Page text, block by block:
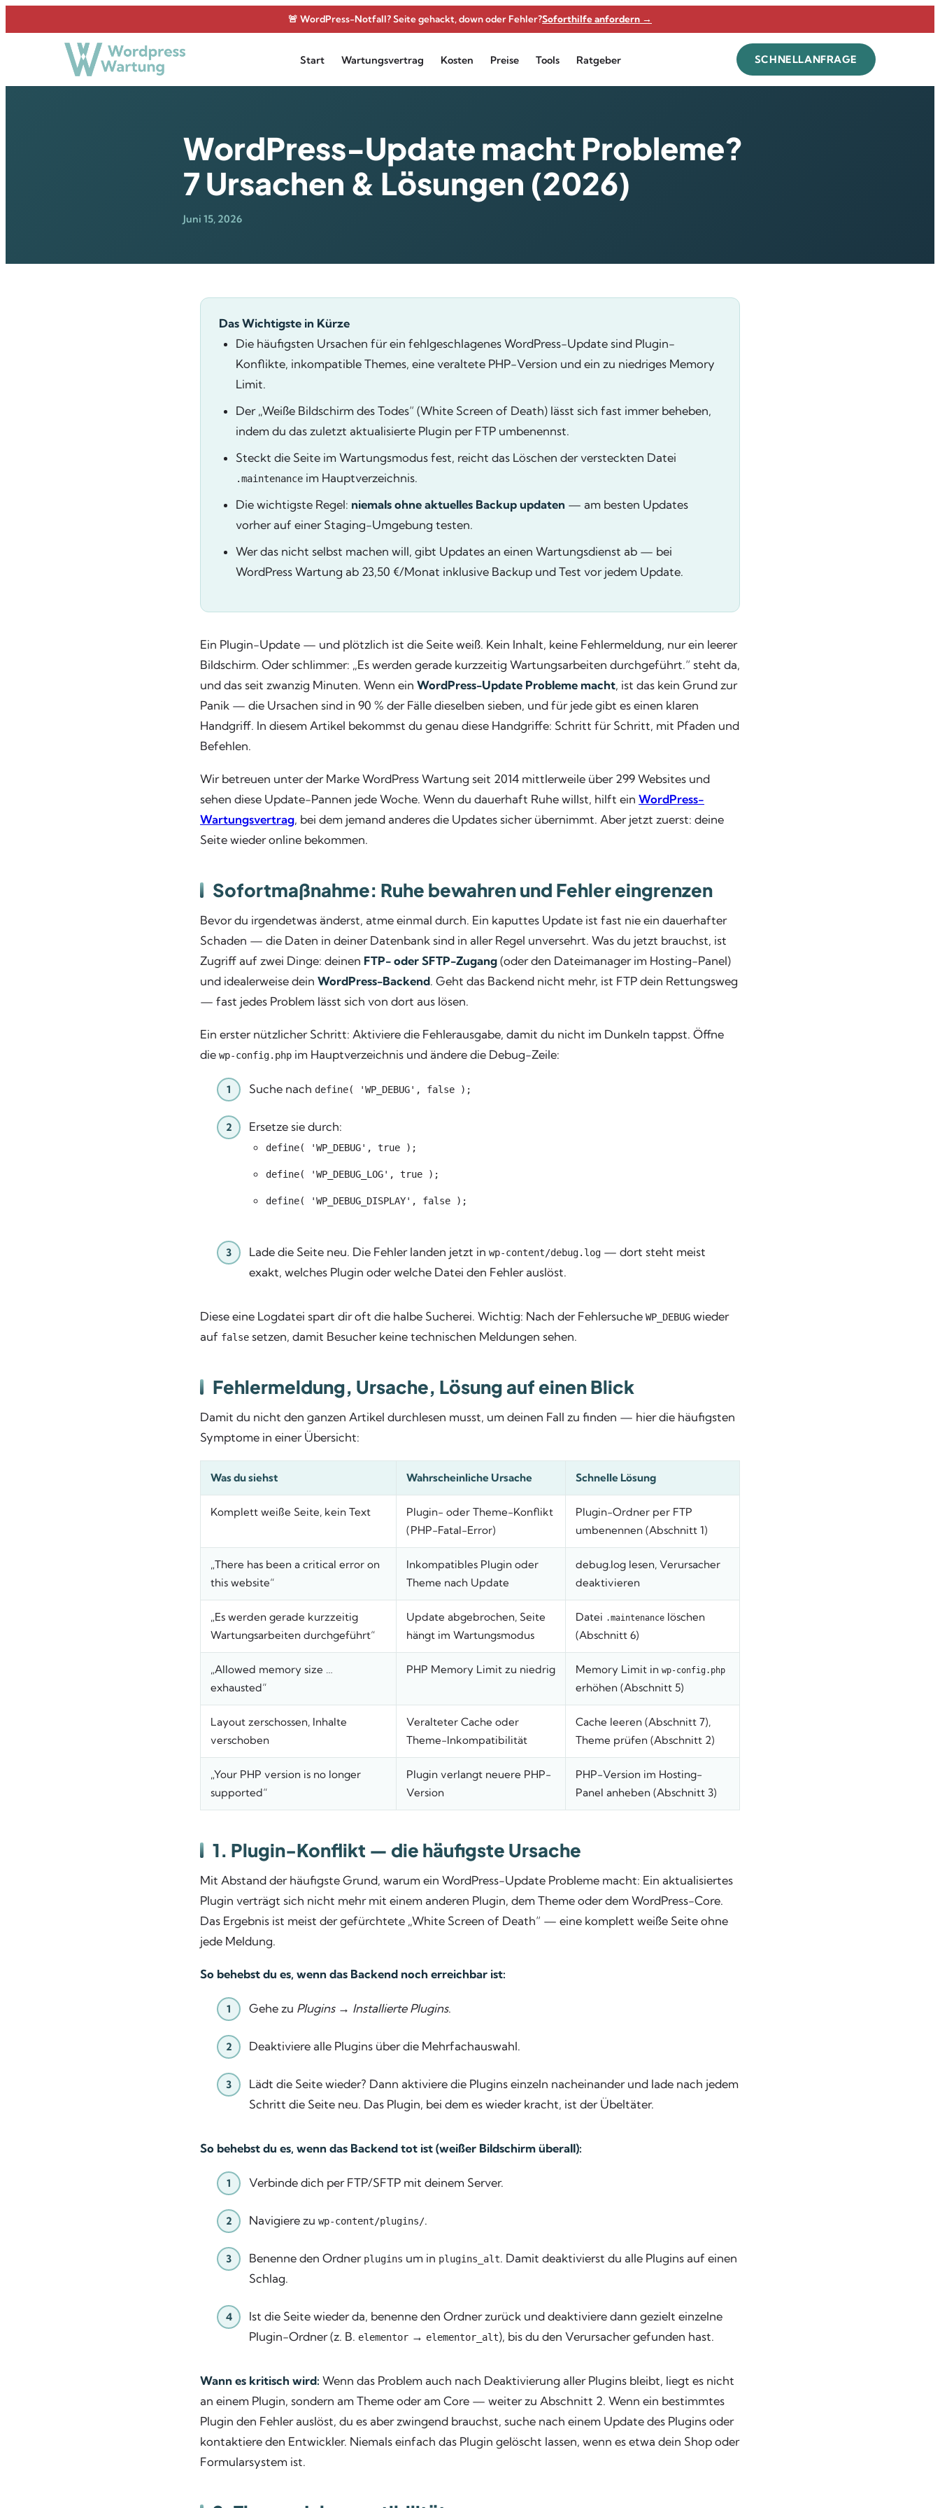
Inhalt
🚨 WordPress-Notfall? Seite gehackt, down oder Fehler?Soforthilfe anfordern →
Start Wartungsvertrag Kosten Preise Tools Ratgeber SCHNELLANFRAGE
WordPress-Update macht Probleme?
7 Ursachen & Lösungen (2026)
Juni 15, 2026
Das Wichtigste in Kürze
Die häufigsten Ursachen für ein fehlgeschlagenes WordPress-Update sind Plugin-
Konflikte, inkompatible Themes, eine veraltete PHP-Version und ein zu niedriges Memory
Limit.
Der „Weiße Bildschirm des Todes“ (White Screen of Death) lässt sich fast immer beheben,
indem du das zuletzt aktualisierte Plugin per FTP umbenennst.
Steckt die Seite im Wartungsmodus fest, reicht das Löschen der versteckten Datei
.maintenance im Hauptverzeichnis.
Die wichtigste Regel: niemals ohne aktuelles Backup updaten — am besten Updates
vorher auf einer Staging-Umgebung testen.
Wer das nicht selbst machen will, gibt Updates an einen Wartungsdienst ab — bei
WordPress Wartung ab 23,50 €/Monat inklusive Backup und Test vor jedem Update.
Ein Plugin-Update — und plötzlich ist die Seite weiß. Kein Inhalt, keine Fehlermeldung, nur ein leerer
Bildschirm. Oder schlimmer: „Es werden gerade kurzzeitig Wartungsarbeiten durchgeführt.“ steht da,
und das seit zwanzig Minuten. Wenn ein WordPress-Update Probleme macht, ist das kein Grund zur
Panik — die Ursachen sind in 90 % der Fälle dieselben sieben, und für jede gibt es einen klaren
Handgriff. In diesem Artikel bekommst du genau diese Handgriffe: Schritt für Schritt, mit Pfaden und
Befehlen.
Wir betreuen unter der Marke WordPress Wartung seit 2014 mittlerweile über 299 Websites und
sehen diese Update-Pannen jede Woche. Wenn du dauerhaft Ruhe willst, hilft ein WordPress-
Wartungsvertrag, bei dem jemand anderes die Updates sicher übernimmt. Aber jetzt zuerst: deine
Seite wieder online bekommen.
Sofortmaßnahme: Ruhe bewahren und Fehler eingrenzen
Bevor du irgendetwas änderst, atme einmal durch. Ein kaputtes Update ist fast nie ein dauerhafter
Schaden — die Daten in deiner Datenbank sind in aller Regel unversehrt. Was du jetzt brauchst, ist
Zugriff auf zwei Dinge: deinen FTP- oder SFTP-Zugang (oder den Dateimanager im Hosting-Panel)
und idealerweise dein WordPress-Backend. Geht das Backend nicht mehr, ist FTP dein Rettungsweg
— fast jedes Problem lässt sich von dort aus lösen.
Ein erster nützlicher Schritt: Aktiviere die Fehlerausgabe, damit du nicht im Dunkeln tappst. Öffne
die wp-config.php im Hauptverzeichnis und ändere die Debug-Zeile:
Suche nach define( 'WP_DEBUG', false );
Ersetze sie durch:
define( 'WP_DEBUG', true );
define( 'WP_DEBUG_LOG', true );
define( 'WP_DEBUG_DISPLAY', false );
Lade die Seite neu. Die Fehler landen jetzt in wp-content/debug.log — dort steht meist
exakt, welches Plugin oder welche Datei den Fehler auslöst.
Diese eine Logdatei spart dir oft die halbe Sucherei. Wichtig: Nach der Fehlersuche WP_DEBUG wieder
auf false setzen, damit Besucher keine technischen Meldungen sehen.
Fehlermeldung, Ursache, Lösung auf einen Blick
Damit du nicht den ganzen Artikel durchlesen musst, um deinen Fall zu finden — hier die häufigsten
Symptome in einer Übersicht:
Was du siehst Wahrscheinliche Ursache Schnelle Lösung
Komplett weiße Seite, kein Text
Plugin- oder Theme-Konflikt
(PHP-Fatal-Error)
Plugin-Ordner per FTP
umbenennen (Abschnitt 1)
„There has been a critical error on
this website“
Inkompatibles Plugin oder
Theme nach Update
debug.log lesen, Verursacher
deaktivieren
„Es werden gerade kurzzeitig
Wartungsarbeiten durchgeführt“
Update abgebrochen, Seite
hängt im Wartungsmodus
Datei .maintenance löschen
(Abschnitt 6)
„Allowed memory size …
exhausted“
PHP Memory Limit zu niedrig Memory Limit in wp-config.php
erhöhen (Abschnitt 5)
Layout zerschossen, Inhalte
verschoben
Veralteter Cache oder
Theme-Inkompatibilität
Cache leeren (Abschnitt 7),
Theme prüfen (Abschnitt 2)
„Your PHP version is no longer
supported“
Plugin verlangt neuere PHP-
Version
PHP-Version im Hosting-
Panel anheben (Abschnitt 3)
1. Plugin-Konflikt — die häufigste Ursache
Mit Abstand der häufigste Grund, warum ein WordPress-Update Probleme macht: Ein aktualisiertes
Plugin verträgt sich nicht mehr mit einem anderen Plugin, dem Theme oder dem WordPress-Core.
Das Ergebnis ist meist der gefürchtete „White Screen of Death“ — eine komplett weiße Seite ohne
jede Meldung.
So behebst du es, wenn das Backend noch erreichbar ist:
Gehe zu Plugins → Installierte Plugins.
Deaktiviere alle Plugins über die Mehrfachauswahl.
Lädt die Seite wieder? Dann aktiviere die Plugins einzeln nacheinander und lade nach jedem
Schritt die Seite neu. Das Plugin, bei dem es wieder kracht, ist der Übeltäter.
So behebst du es, wenn das Backend tot ist (weißer Bildschirm überall):
Verbinde dich per FTP/SFTP mit deinem Server.
Navigiere zu wp-content/plugins/.
Benenne den Ordner plugins um in plugins_alt. Damit deaktivierst du alle Plugins auf einen
Schlag.
Ist die Seite wieder da, benenne den Ordner zurück und deaktiviere dann gezielt einzelne
Plugin-Ordner (z. B. elementor → elementor_alt), bis du den Verursacher gefunden hast.
Wann es kritisch wird: Wenn das Problem auch nach Deaktivierung aller Plugins bleibt, liegt es nicht
an einem Plugin, sondern am Theme oder am Core — weiter zu Abschnitt 2. Wenn ein bestimmtes
Plugin den Fehler auslöst, du es aber zwingend brauchst, suche nach einem Update des Plugins oder
kontaktiere den Entwickler. Niemals einfach das Plugin gelöscht lassen, wenn es etwa dein Shop oder
Formularsystem ist.